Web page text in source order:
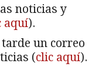
noticias y
aquí).
tarde un correo
(clic aquí).